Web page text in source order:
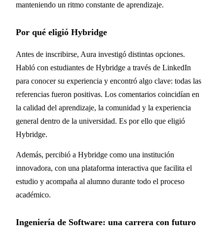
manteniendo un ritmo constante de aprendizaje.
Por qué eligió Hybridge
Antes de inscribirse, Aura investigó distintas opciones.
Habló con estudiantes de Hybridge a través de LinkedIn
para conocer su experiencia y encontró algo clave: todas las
referencias fueron positivas. Los comentarios coincidían en
la calidad del aprendizaje, la comunidad y la experiencia
general dentro de la universidad. Es por ello que eligió
Hybridge.
Además, percibió a Hybridge como una institución
innovadora, con una plataforma interactiva que facilita el
estudio y acompaña al alumno durante todo el proceso
académico.
Ingeniería de Software: una carrera con futuro